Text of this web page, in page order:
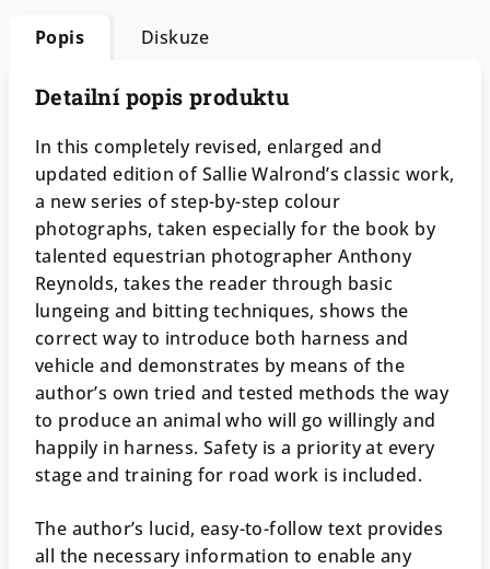
Popis Diskuze
Detailní popis produktu
In this completely revised, enlarged and
updated edition of Sallie Walrond’s classic work,
a new series of step-by-step colour
photographs, taken especially for the book by
talented equestrian photographer Anthony
Reynolds, takes the reader through basic
lungeing and bitting techniques, shows the
correct way to introduce both harness and
vehicle and demonstrates by means of the
author’s own tried and tested methods the way
to produce an animal who will go willingly and
happily in harness. Safety is a priority at every
stage and training for road work is included.
The author’s lucid, easy-to-follow text provides
all the necessary information to enable any